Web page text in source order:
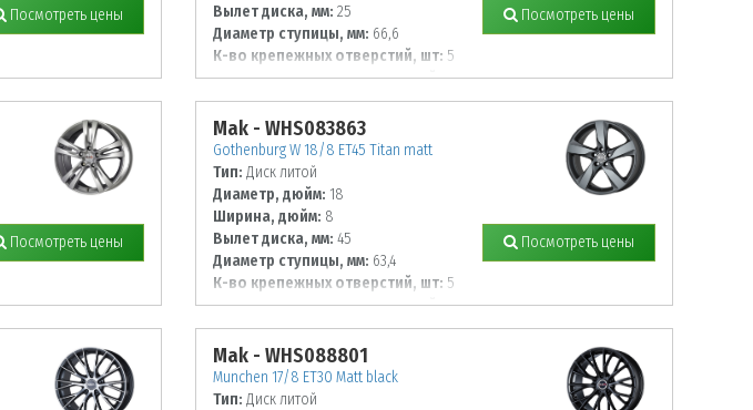
Посмотреть цены
Вылет диска, мм: 25
Диаметр ступицы, мм: 66,6
К-во крепежных отверстий, шт: 5
Диаметр располож. отверстий, мм:
112
Посмотреть цены
Посмотреть цены
Mak - WHS083863
Gothenburg W 18/8 ET45 Titan matt
Тип: Диск литой
Диаметр, дюйм: 18
Ширина, дюйм: 8
Вылет диска, мм: 45
Диаметр ступицы, мм: 63,4
К-во крепежных отверстий, шт: 5
Диаметр располож. отверстий, мм:
108
Посмотреть цены
Mak - WHS088801
Munchen 17/8 ET30 Matt black
Тип: Диск литой